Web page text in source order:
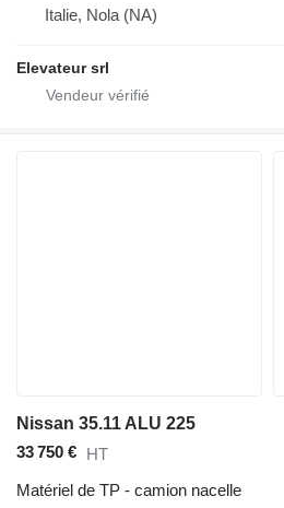
Italie, Nola (NA)
Elevateur srl
Nissan 35.11 ALU 225
33 750 € HT
Matériel de TP - camion nacelle